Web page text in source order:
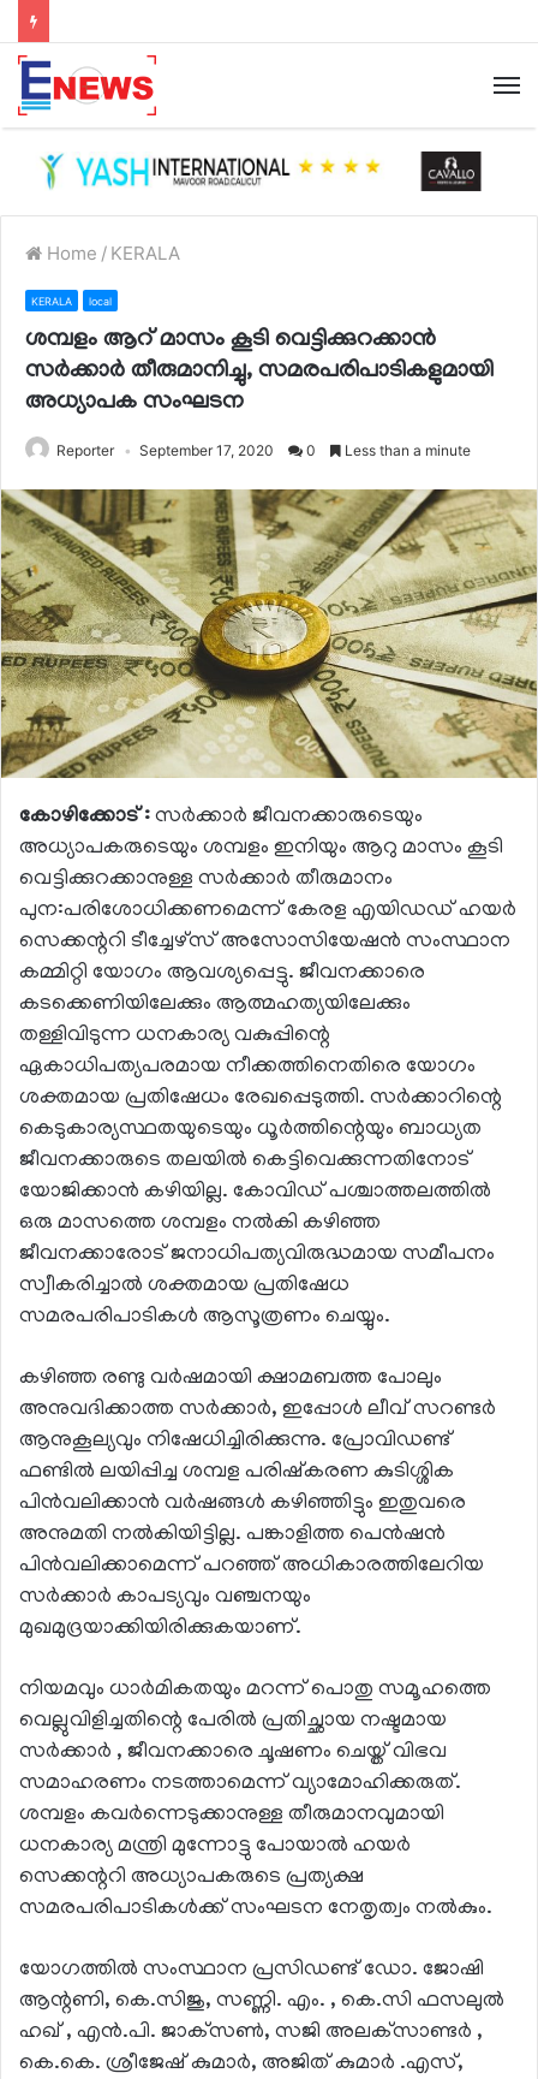
Home / KERALA
KERALA local
ശമ്പളം ആറ് മാസം കൂടി വെട്ടിക്കുറക്കാന്‍
സര്‍ക്കാര്‍ തീരുമാനിച്ചു, സമരപരിപാടികളുമായി
അധ്യാപക സംഘടന
Reporter September 17, 2020 0 Less than a minute
കോഴിക്കോട് : സര്‍ക്കാര്‍ ജീവനക്കാരുടെയും
അധ്യാപകരുടെയും ശമ്പളം ഇനിയും ആറു മാസം കൂടി
വെട്ടിക്കുറക്കാനുള്ള സര്‍ക്കാര്‍ തീരുമാനം
പുന:പരിശോധിക്കണമെന്ന് കേരള എയിഡഡ് ഹയര്‍
സെക്കന്ററി ടീച്ചേഴ്‌സ് അസോസിയേഷന്‍ സംസ്ഥാന
കമ്മിറ്റി യോഗം ആവശ്യപ്പെട്ടു. ജീവനക്കാരെ
കടക്കെണിയിലേക്കും ആത്മഹത്യയിലേക്കും
തള്ളിവിടുന്ന ധനകാര്യ വകുപ്പിന്റെ
ഏകാധിപത്യപരമായ നീക്കത്തിനെതിരെ യോഗം
ശക്തമായ പ്രതിഷേധം രേഖപ്പെടുത്തി. സര്‍ക്കാറിന്റെ
കെടുകാര്യസ്ഥതയുടെയും ധൂര്‍ത്തിന്റെയും ബാധ്യത
ജീവനക്കാരുടെ തലയില്‍ കെട്ടിവെക്കുന്നതിനോട്
യോജിക്കാന്‍ കഴിയില്ല. കോവിഡ് പശ്ചാത്തലത്തില്‍
ഒരു മാസത്തെ ശമ്പളം നല്‍കി കഴിഞ്ഞ
ജീവനക്കാരോട് ജനാധിപത്യവിരുദ്ധമായ സമീപനം
സ്വീകരിച്ചാല്‍ ശക്തമായ പ്രതിഷേധ
സമരപരിപാടികള്‍ ആസൂത്രണം ചെയ്യും.
കഴിഞ്ഞ രണ്ടു വര്‍ഷമായി ക്ഷാമബത്ത പോലും
അനുവദിക്കാത്ത സര്‍ക്കാര്‍, ഇപ്പോള്‍ ലീവ് സറണ്ടര്‍
ആനുകൂല്യവും നിഷേധിച്ചിരിക്കുന്നു. പ്രോവിഡണ്ട്
ഫണ്ടില്‍ ലയിപ്പിച്ച ശമ്പള പരിഷ്‌കരണ കുടിശ്ശിക
പിന്‍വലിക്കാന്‍ വര്‍ഷങ്ങള്‍ കഴിഞ്ഞിട്ടും ഇതുവരെ
അനുമതി നല്‍കിയിട്ടില്ല. പങ്കാളിത്ത പെന്‍ഷന്‍
പിന്‍വലിക്കാമെന്ന് പറഞ്ഞ് അധികാരത്തിലേറിയ
സര്‍ക്കാര്‍ കാപട്യവും വഞ്ചനയും
മുഖമുദ്രയാക്കിയിരിക്കുകയാണ്.
നിയമവും ധാര്‍മികതയും മറന്ന് പൊതു സമൂഹത്തെ
വെല്ലുവിളിച്ചതിന്റെ പേരില്‍ പ്രതിച്ഛായ നഷ്ടമായ
സര്‍ക്കാര്‍ , ജീവനക്കാരെ ചൂഷണം ചെയ്ത് വിഭവ
സമാഹരണം നടത്താമെന്ന് വ്യാമോഹിക്കരുത്.
ശമ്പളം കവര്‍ന്നെടുക്കാനുള്ള തീരുമാനവുമായി
ധനകാര്യ മന്ത്രി മുന്നോട്ടു പോയാല്‍ ഹയര്‍
സെക്കന്ററി അധ്യാപകരുടെ പ്രത്യക്ഷ
സമരപരിപാടികള്‍ക്ക് സംഘടന നേതൃത്വം നല്‍കും.
യോഗത്തില്‍ സംസ്ഥാന പ്രസിഡണ്ട് ഡോ. ജോഷി
ആന്റണി, കെ.സിജു, സണ്ണി. എം. , കെ.സി ഫസലുല്‍
ഹഖ് , എന്‍.പി. ജാക്‌സണ്‍, സജി അലക്‌സാണ്ടര്‍ ,
കെ.കെ. ശ്രീജേഷ് കുമാര്‍, അജിത് കുമാര്‍ .എസ്,